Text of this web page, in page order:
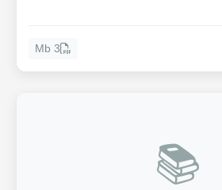
3 Mb
📚